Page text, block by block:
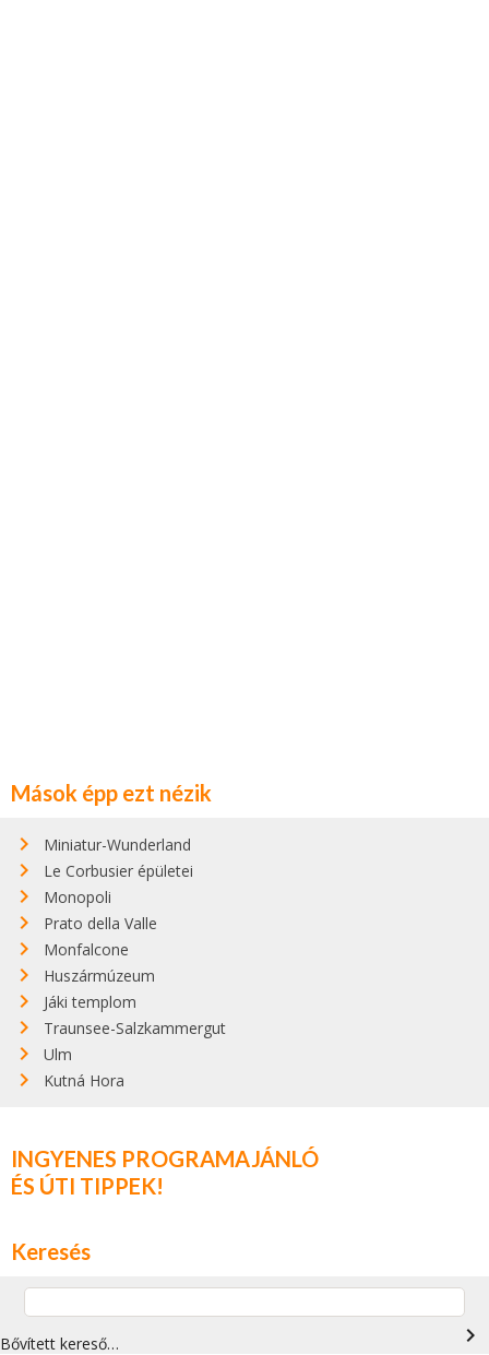
Mások épp ezt nézik
Miniatur-Wunderland
Le Corbusier épületei
Monopoli
Prato della Valle
Monfalcone
Huszármúzeum
Jáki templom
Traunsee-Salzkammergut
Ulm
Kutná Hora
INGYENES PROGRAMAJÁNLÓ
ÉS ÚTI TIPPEK!
Keresés
Bővített kereső… navigate_next